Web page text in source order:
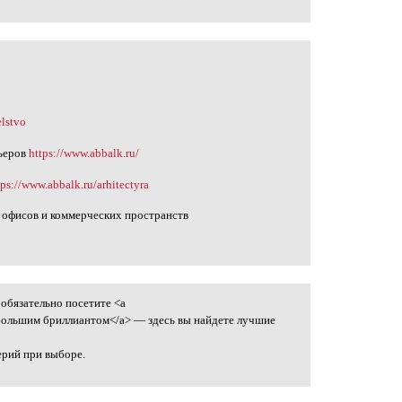
https://www.abbalk.ru/
www.abbalk.ru/arhitectyra
и коммерческих пространств
посетите <a
бриллиантом</a> — здесь вы найдете лучшие
при выборе.